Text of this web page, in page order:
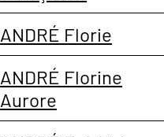
ANDRÉ Florie
ANDRÉ Florine
Aurore